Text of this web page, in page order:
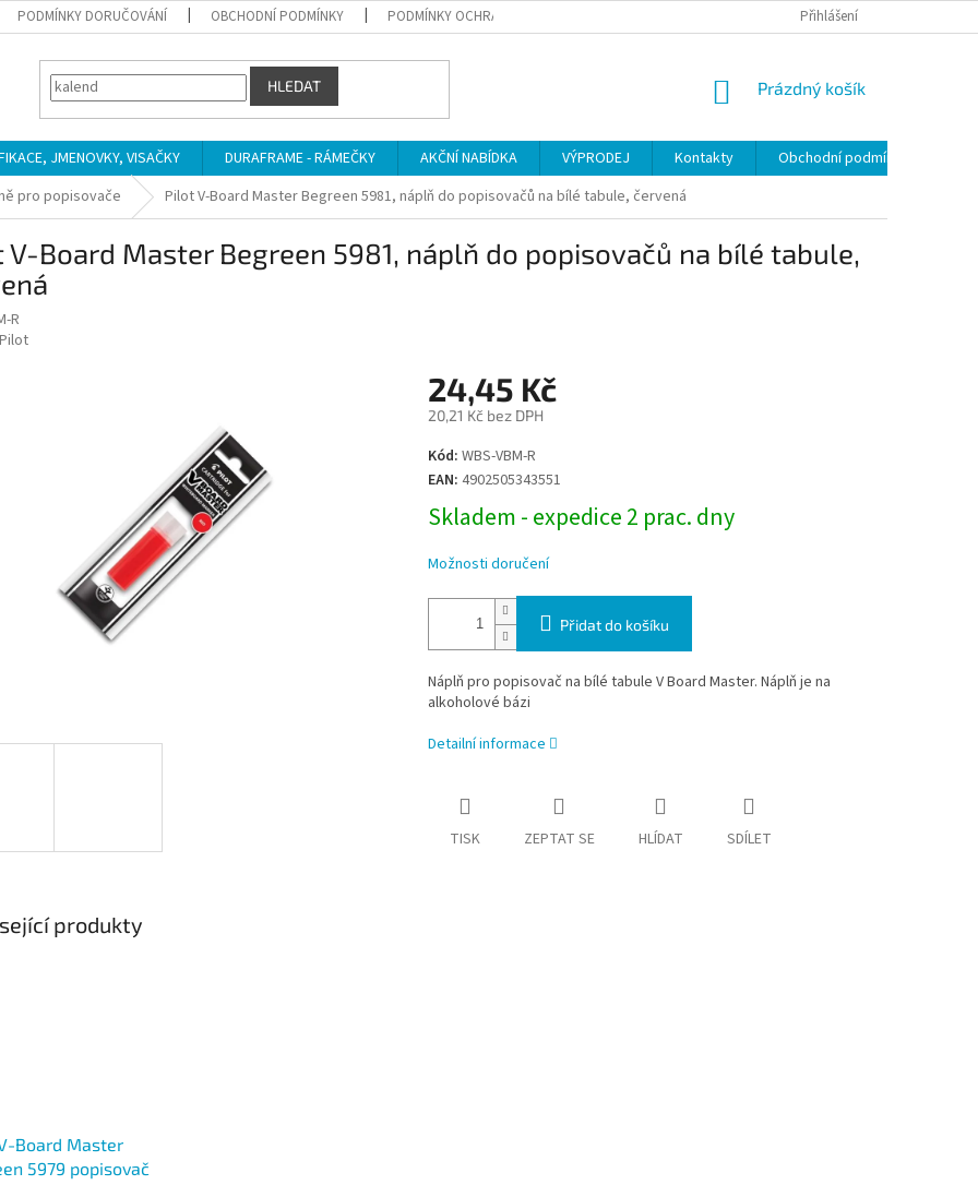
PODMÍNKY DORUČOVÁNÍ OBCHODNÍ PODMÍNKY PODMÍNKY OCHRANY OSOBNÍCH ÚDAJŮ Přihlášení
HLEDAT
NÁKUPNÍ
Prázdný košík
JMENOVKY, VISAČKY DURAFRAME - RÁMEČKY AKČNÍ NABÍDKA VÝPRODEJ Kontakty
Obchodní podmínky
pro popisovače Pilot V-Board Master Begreen 5981, náplň do popisovačů na bílé tabule, červená
V-Board Master Begreen 5981, náplň do popisovačů na bílé tabule,
R
Pilot
24,45 Kč
20,21 Kč bez DPH
Měrná
cena:
Kód: WBS-VBM-R
EAN: 4902505343551
Skladem - expedice 2 prac. dny
Možnosti doručení
Přidat do košíku
Náplň pro popisovač na bílé tabule V Board Master. Náplň je na
alkoholové bázi
Detailní informace
TISK ZEPTAT SE HLÍDAT SDÍLET
produkty
Board Master
5979 popisovač